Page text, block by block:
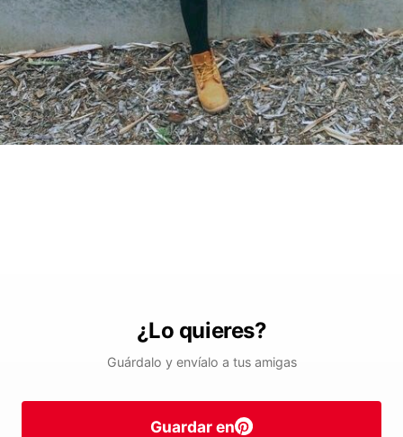
¿Lo quieres?
Guárdalo y envíalo a tus amigas
Guardar en